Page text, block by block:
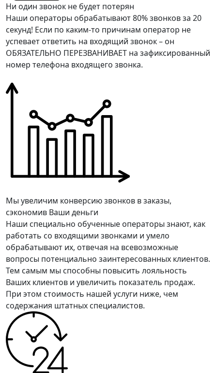
Ни один звонок не будет потерян
Наши операторы обрабатывают 80% звонков за 20
секунд! Если по каким-то причинам оператор не
успевает ответить на входящий звонок – он
ОБЯЗАТЕЛЬНО ПЕРЕЗВАНИВАЕТ на зафиксированный
номер телефона входящего звонка.
Мы увеличим конверсию звонков в заказы,
сэкономив Ваши деньги
Наши специально обученные операторы знают, как
работать со входящими звонками и умело
обрабатывают их, отвечая на всевозможные
вопросы потенциально заинтересованных клиентов.
Тем самым мы способны повысить лояльность
Ваших клиентов и увеличить показатель продаж.
При этом стоимость нашей услуги ниже, чем
содержания штатных специалистов.